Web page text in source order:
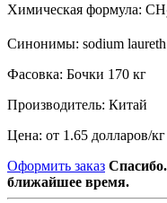
Химическая формула: CH
Синонимы: sodium
Фасовка: Бочки 170 кг
Производитель: Китай
Цена: от 1.65 долларов/кг
Оформить заказ
ближайшее время.